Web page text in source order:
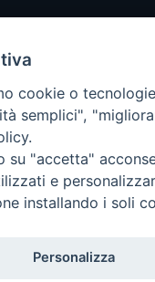
riservati -
cookie o
semplici",
su "accetta"
e
installando i soli
Personalizza